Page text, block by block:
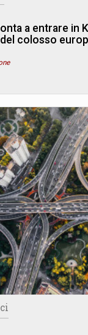
a entrare in
colosso